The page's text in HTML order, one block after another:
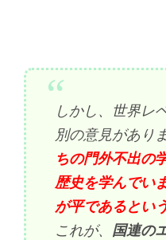
しかし、世界レ
別の意見があり
ちの門外不出の
歴史を学んでい
が平であるとい
これが、 国連の